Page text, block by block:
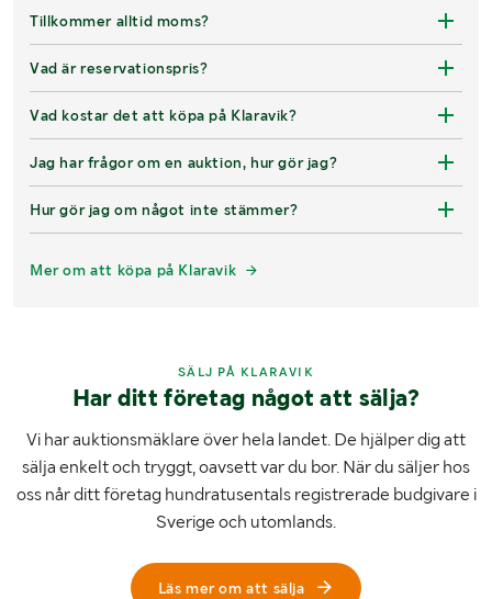
Tillkommer alltid moms?
Vad är reservationspris?
Vad kostar det att köpa på Klaravik?
Jag har frågor om en auktion, hur gör jag?
Hur gör jag om något inte stämmer?
Mer om att köpa på Klaravik
SÄLJ PÅ KLARAVIK
Har ditt företag något att sälja?
Vi har auktionsmäklare över hela landet. De hjälper dig att
sälja enkelt och tryggt, oavsett var du bor. När du säljer hos
oss når ditt företag hundratusentals registrerade budgivare i
Sverige och utomlands.
Läs mer om att sälja